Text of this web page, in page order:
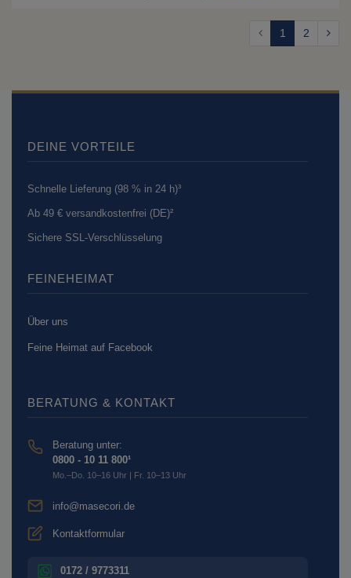
1 2
DEINE VORTEILE
Schnelle Lieferung (98 % in 24 h)³
Ab 49 € versandkostenfrei (DE)²
Sichere SSL-Verschlüsselung
FEINEHEIMAT
Über uns
Feine Heimat auf Facebook
BERATUNG & KONTAKT
Beratung unter:
0800 - 10 11 800¹
Mo.–Do. 10–16 Uhr | Fr. 10–13 Uhr
info@masecori.de
Kontaktformular
0172 / 9773311